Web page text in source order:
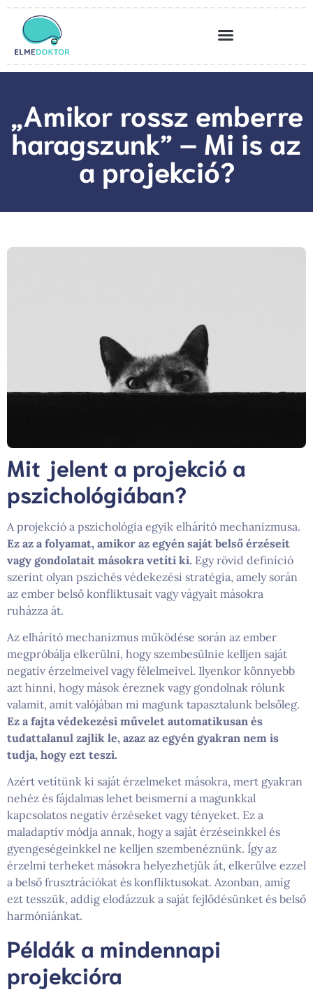
„Amikor rossz emberre
haragszunk” – Mi is az
a projekció?
Mit jelent a projekció a
pszichológiában?
A projekció a pszichológia egyik elhárító mechanizmusa.
Ez az a folyamat, amikor az egyén saját belső érzéseit
vagy gondolatait másokra vetíti ki. Egy rövid definíció
szerint olyan pszichés védekezési stratégia, amely során
az ember belső konfliktusait vagy vágyait másokra
ruházza át.
Az elhárító mechanizmus működése során az ember
megpróbálja elkerülni, hogy szembesülnie kelljen saját
negatív érzelmeivel vagy félelmeivel. Ilyenkor könnyebb
azt hinni, hogy mások éreznek vagy gondolnak rólunk
valamit, amit valójában mi magunk tapasztalunk belsőleg.
Ez a fajta védekezési művelet automatikusan és
tudattalanul zajlik le, azaz az egyén gyakran nem is
tudja, hogy ezt teszi.
Azért vetítünk ki saját érzelmeket másokra, mert gyakran
nehéz és fájdalmas lehet beismerni a magunkkal
kapcsolatos negatív érzéseket vagy tényeket. Ez a
maladaptív módja annak, hogy a saját érzéseinkkel és
gyengeségeinkkel ne kelljen szembenéznünk. Így az
érzelmi terheket másokra helyezhetjük át, elkerülve ezzel
a belső frusztrációkat és konfliktusokat. Azonban, amíg
ezt tesszük, addig elodázzuk a saját fejlődésünket és belső
harmóniánkat.
Példák a mindennapi
projekcióra